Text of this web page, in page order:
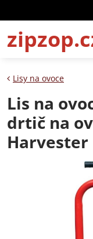
Lisy na ovoce
Lis na
drtič na
Harvester